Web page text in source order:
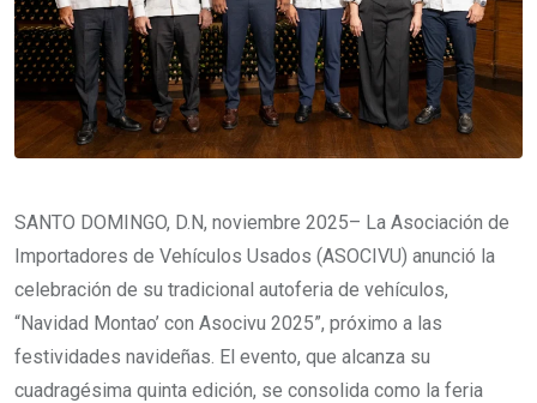
SANTO DOMINGO, D.N, noviembre 2025– La Asociación de
Importadores de Vehículos Usados (ASOCIVU) anunció la
celebración de su tradicional autoferia de vehículos,
“Navidad Montao’ con Asocivu 2025”, próximo a las
festividades navideñas. El evento, que alcanza su
cuadragésima quinta edición, se consolida como la feria